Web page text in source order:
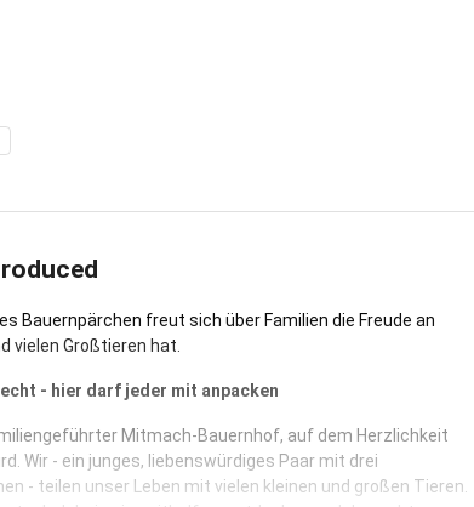
Bauernpärchen freut sich über Familien die Freude an
vielen Großtieren hat.
- hier darf jeder mit anpacken
Mitmach-Bauernhof, auf dem Herzlichkeit
Wir - ein junges, liebenswürdiges Paar mit drei
- teilen unser Leben mit vielen kleinen und großen Tieren.